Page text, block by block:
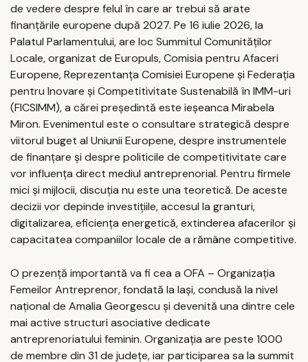
de vedere despre felul în care ar trebui să arate
finanțările europene după 2027. Pe 16 iulie 2026, la
Palatul Parlamentului, are loc Summitul Comunităților
Locale, organizat de Europuls, Comisia pentru Afaceri
Europene, Reprezentanța Comisiei Europene și Federația
pentru Inovare și Competitivitate Sustenabilă în IMM-uri
(FICSIMM), a cărei președintă este ieșeanca Mirabela
Miron. Evenimentul este o consultare strategică despre
viitorul buget al Uniunii Europene, despre instrumentele
de finanțare și despre politicile de competitivitate care
vor influența direct mediul antreprenorial. Pentru firmele
mici și mijlocii, discuția nu este una teoretică. De aceste
decizii vor depinde investițiile, accesul la granturi,
digitalizarea, eficiența energetică, extinderea afacerilor și
capacitatea companiilor locale de a rămâne competitive.
O prezență importantă va fi cea a OFA – Organizația
Femeilor Antreprenor, fondată la Iași, condusă la nivel
național de Amalia Georgescu și devenită una dintre cele
mai active structuri asociative dedicate
antreprenoriatului feminin. Organizația are peste 1000
de membre din 31 de județe, iar participarea sa la summit